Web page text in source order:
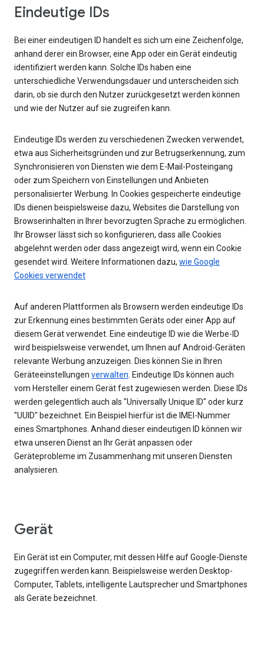
Eindeutige IDs
Bei einer eindeutigen ID handelt es sich um eine Zeichenfolge,
anhand derer ein Browser, eine App oder ein Gerät eindeutig
identifiziert werden kann. Solche IDs haben eine
unterschiedliche Verwendungsdauer und unterscheiden sich
darin, ob sie durch den Nutzer zurückgesetzt werden können
und wie der Nutzer auf sie zugreifen kann.
Eindeutige IDs werden zu verschiedenen Zwecken verwendet,
etwa aus Sicherheitsgründen und zur Betrugserkennung, zum
Synchronisieren von Diensten wie dem E-Mail-Posteingang
oder zum Speichern von Einstellungen und Anbieten
personalisierter Werbung. In Cookies gespeicherte eindeutige
IDs dienen beispielsweise dazu, Websites die Darstellung von
Browserinhalten in Ihrer bevorzugten Sprache zu ermöglichen.
Ihr Browser lässt sich so konfigurieren, dass alle Cookies
abgelehnt werden oder dass angezeigt wird, wenn ein Cookie
gesendet wird. Weitere Informationen dazu, wie Google
Cookies verwendet
Auf anderen Plattformen als Browsern werden eindeutige IDs
zur Erkennung eines bestimmten Geräts oder einer App auf
diesem Gerät verwendet. Eine eindeutige ID wie die Werbe-ID
wird beispielsweise verwendet, um Ihnen auf Android-Geräten
relevante Werbung anzuzeigen. Dies können Sie in Ihren
Geräteeinstellungen verwalten. Eindeutige IDs können auch
vom Hersteller einem Gerät fest zugewiesen werden. Diese IDs
werden gelegentlich auch als "Universally Unique ID" oder kurz
"UUID" bezeichnet. Ein Beispiel hierfür ist die IMEI-Nummer
eines Smartphones. Anhand dieser eindeutigen ID können wir
etwa unseren Dienst an Ihr Gerät anpassen oder
Geräteprobleme im Zusammenhang mit unseren Diensten
analysieren.
Gerät
Ein Gerät ist ein Computer, mit dessen Hilfe auf Google-Dienste
zugegriffen werden kann. Beispielsweise werden Desktop-
Computer, Tablets, intelligente Lautsprecher und Smartphones
als Geräte bezeichnet.